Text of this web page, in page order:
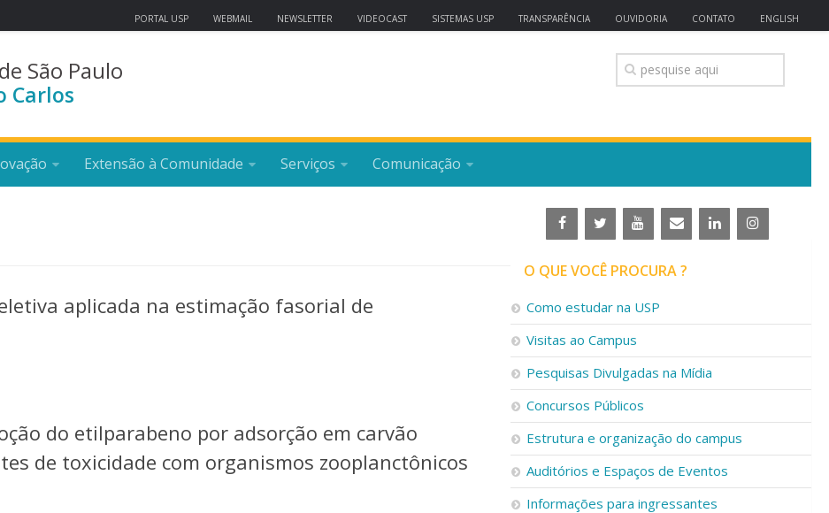
PORTAL USP WEBMAIL NEWSLETTER VIDEOCAST SISTEMAS USP TRANSPARÊNCIA OUVIDORIA CONTATO ENGLISH
São Paulo
Carlos
Extensão à Comunidade Serviços Comunicação
aplicada na estimação fasorial de
do etilparabeno por adsorção em carvão
de toxicidade com organismos zooplanctônicos
O QUE VOCÊ PROCURA ?
Como estudar na USP
Visitas ao Campus
Pesquisas Divulgadas na Mídia
Concursos Públicos
Estrutura e organização do campus
Auditórios e Espaços de Eventos
Informações para ingressantes